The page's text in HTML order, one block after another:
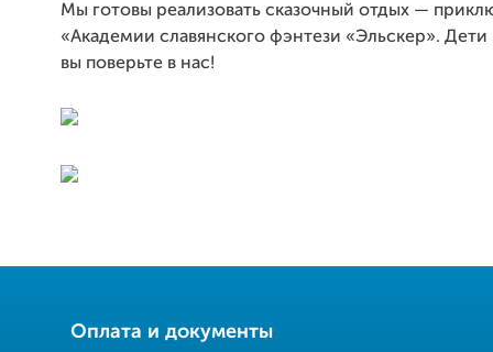
Мы готовы реализовать сказочный отдых —
«Академии славянского фэнтези «Эльскер». Дети
вы поверьте в нас!
Оплата и документы